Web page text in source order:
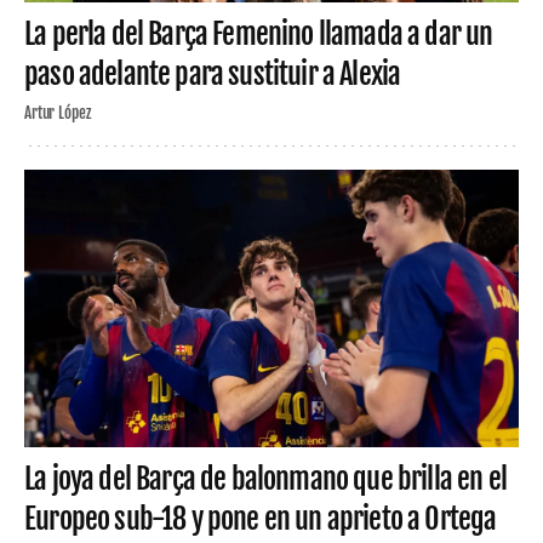
La perla del Barça Femenino llamada a dar un
paso adelante para sustituir a Alexia
Artur López
La joya del Barça de balonmano que brilla en el
Europeo sub-18 y pone en un aprieto a Ortega